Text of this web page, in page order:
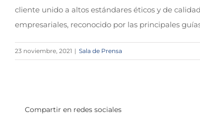
cliente unido a altos estándares éticos y de
empresariales, reconocido por las principales
23 noviembre, 2021 | Sala de Prensa
Compartir en redes sociales